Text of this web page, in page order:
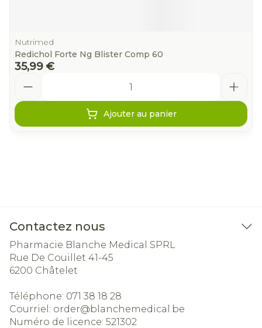
Nutrimed
Redichol Forte Ng Blister Comp 60
35,99 €
Ajouter au panier
Contactez nous
Pharmacie Blanche Medical SPRL
Rue De Couillet 41-45
6200 Châtelet
Téléphone: 071 38 18 28
Courriel: order@blanchemedical.be
Numéro de licence: 521302